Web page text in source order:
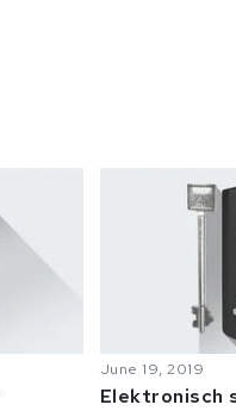
June 19, 2019
Elektronisch